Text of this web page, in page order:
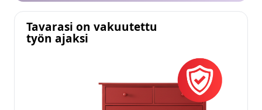
Tavarasi on vakuutettu
työn ajaksi